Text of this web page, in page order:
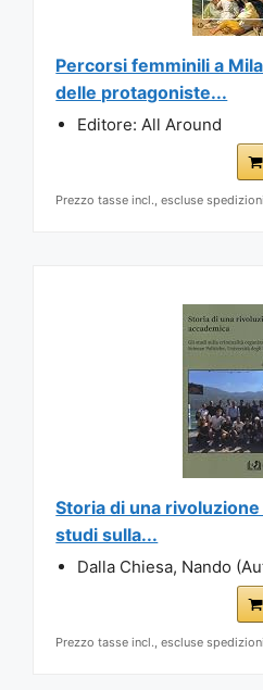
Percorsi femminili a
delle protagoniste...
Editore: All Around
Prezzo tasse incl., escluse spedizioni
Storia di una
studi sulla...
Dalla Chiesa, Nando
Prezzo tasse incl., escluse spedizioni